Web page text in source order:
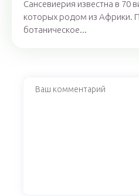
Сансевиерия известна в 70
которых родом из Африки.
ботаническое...